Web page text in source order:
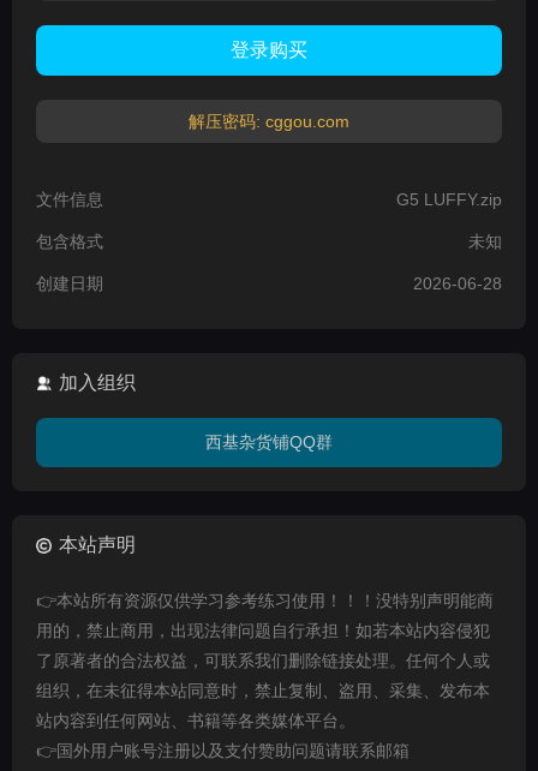
登录购买
解压密码: cggou.com
文件信息 G5 LUFFY.zip
包含格式 未知
创建日期 2026-06-28
加入组织
西基杂货铺QQ群
本站声明
👉本站所有资源仅供学习参考练习使用！！！没特别声明能商
用的，禁止商用，出现法律问题自行承担！如若本站内容侵犯
了原著者的合法权益，可联系我们删除链接处理。任何个人或
组织，在未征得本站同意时，禁止复制、盗用、采集、发布本
站内容到任何网站、书籍等各类媒体平台。
👉国外用户账号注册以及支付赞助问题请联系邮箱